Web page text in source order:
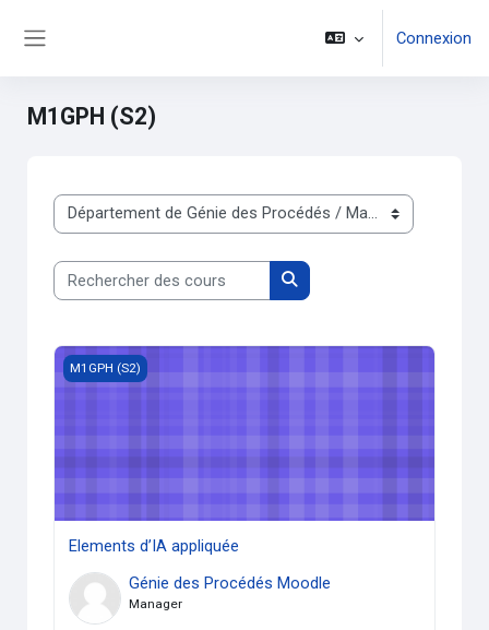
Connexion
M1GPH (S2)
Catégories de cours
Rechercher des cours
Rechercher des cours
Elements d’IA appliquée
M1GPH (S2)
Elements d’IA appliquée
Génie des Procédés Moodle
Manager